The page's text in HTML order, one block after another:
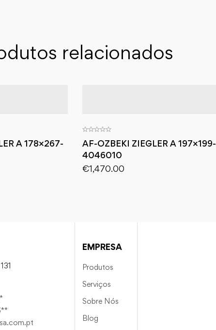
relacionados
A 178×267-
AF-OZBEKI ZIEGLER A 197×199-
4046010
€1,470.00
EMPRESA
Produtos
Serviços
Sobre Nós
Blog